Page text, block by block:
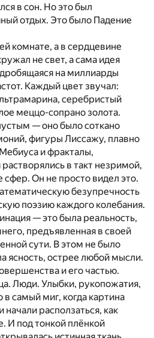
в сон. Но это был
отдых. Это было Падение
комнате, а в сердцевине
не свет, а сама идея
на миллиарды
Каждый цвет звучал:
серебристый
меццо-сопрано золота.
— оно было соткано
фигуры Лиссажу, плавно
и фракталы,
в такт незримой,
Он не просто видел это.
безупречность
поэзию каждого колебания.
— это была реальность,
предъявленная в своей
сути. В этом не было
ясность, острее любой мысли.
и его частью.
Люди. Улыбки, рукопожатия,
самый миг, когда картина
расползаться, как
И под тонкой плёнкой